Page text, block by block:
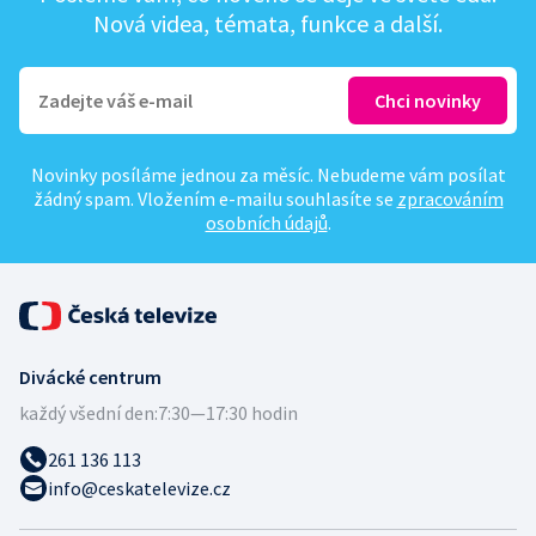
Nová videa, témata, funkce a další.
Novinky posíláme jednou za měsíc. Nebudeme vám posílat
žádný spam. Vložením e-mailu souhlasíte se zpracováním
osobních údajů.